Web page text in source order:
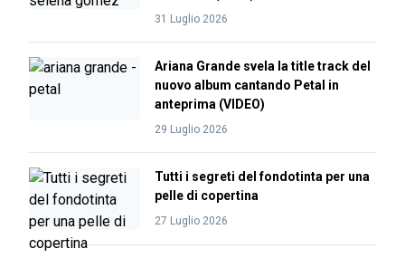
31 Luglio 2026
Ariana Grande svela la title track del
nuovo album cantando Petal in
anteprima (VIDEO)
29 Luglio 2026
Tutti i segreti del fondotinta per una
pelle di copertina
27 Luglio 2026